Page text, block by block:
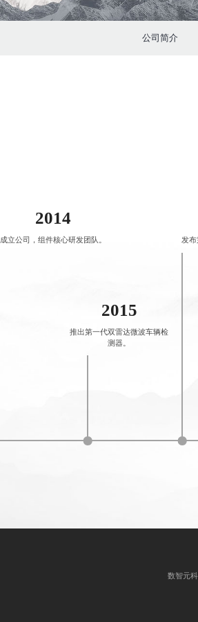
公司简介
2014
成立公司，组件核心研发团队。
2015
推出第一代双雷达微波车辆检
测器。
发
数智元